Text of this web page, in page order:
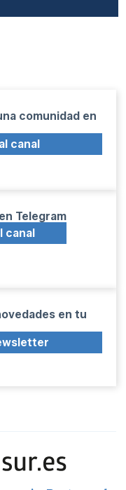
comunidad en
canal
Telegram
canal
en tu